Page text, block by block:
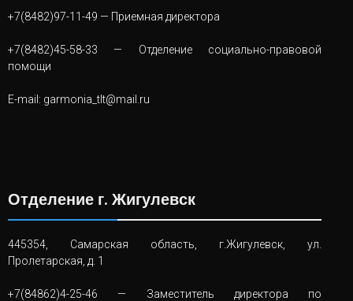
+7(8482)97-11-49 — Приемная директора
+7(8482)45-58-33 — Отделение социально-правовой
помощи
E-mail: garmonia_tlt@mail.ru
Отделение г. Жигулевск
445354, Самарская область, г.Жигулевск, ул.
Пролетарская, д. 1
+7(84862)4-25-46 — Заместитель директора по